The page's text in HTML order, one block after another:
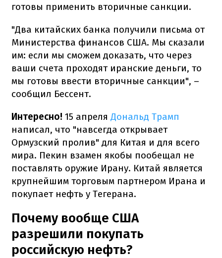
готовы применить вторичные санкции.
"Два китайских банка получили письма от
Министерства финансов США. Мы сказали
им: если мы сможем доказать, что через
ваши счета проходят иранские деньги, то
мы готовы ввести вторичные санкции", –
сообщил Бессент.
Интересно! 15 апреля Дональд Трамп
написал, что "навсегда открывает
Ормузский пролив" для Китая и для всего
мира. Пекин взамен якобы пообещал не
поставлять оружие Ирану. Китай является
крупнейшим торговым партнером Ирана и
покупает нефть у Тегерана.
Почему вообще США
разрешили покупать
российскую нефть?